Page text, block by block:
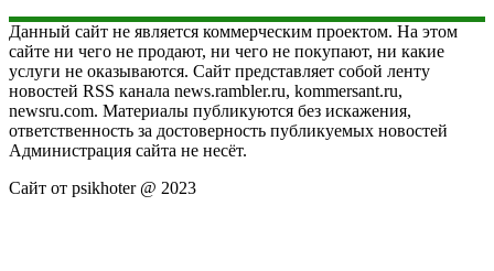
Данный сайт не является коммерческим проектом. На этом
сайте ни чего не продают, ни чего не покупают, ни какие
услуги не оказываются. Сайт представляет собой ленту
новостей RSS канала news.rambler.ru, kommersant.ru,
newsru.com. Материалы публикуются без искажения,
ответственность за достоверность публикуемых новостей
Администрация сайта не несёт.
Сайт от psikhoter @ 2023